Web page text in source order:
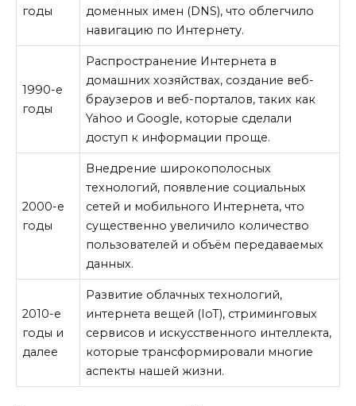
годы
доменных имен (DNS), что облегчило
навигацию по Интернету.
1990-е
годы
Распространение Интернета в
домашних хозяйствах, создание веб-
браузеров и веб-порталов, таких как
Yahoo и Google, которые сделали
доступ к информации проще.
2000-е
годы
Внедрение широкополосных
технологий, появление социальных
сетей и мобильного Интернета, что
существенно увеличило количество
пользователей и объём передаваемых
данных.
2010-е
годы и
далее
Развитие облачных технологий,
интернета вещей (IoT), стриминговых
сервисов и искусственного интеллекта,
которые трансформировали многие
аспекты нашей жизни.